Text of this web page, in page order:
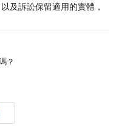
及訴訟保留適用的實體，
？